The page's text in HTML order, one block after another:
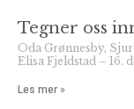
Tegner oss
Oda Grønnesby,
Elisa Fjeldstad
16.
Les mer »